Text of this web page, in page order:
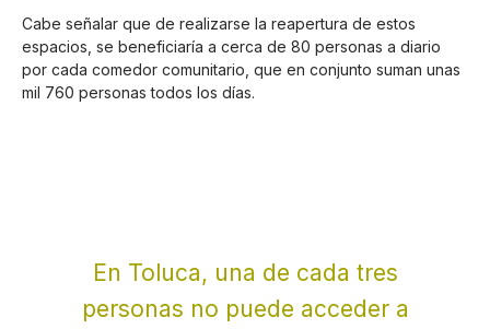
Cabe señalar que de realizarse la reapertura de estos
espacios, se beneficiaría a cerca de 80 personas a diario
por cada comedor comunitario, que en conjunto suman unas
mil 760 personas todos los días.
En Toluca, una de cada tres
personas no puede acceder a